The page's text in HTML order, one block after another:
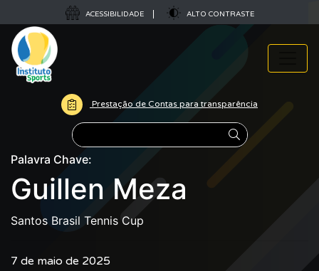
ACESSIBILIDADE ALTO CONTRASTE
Prestação de Contas para transparência
Pesquisar
Palavra Chave:
Guillen Meza
Santos Brasil Tennis Cup
7 de maio de 2025